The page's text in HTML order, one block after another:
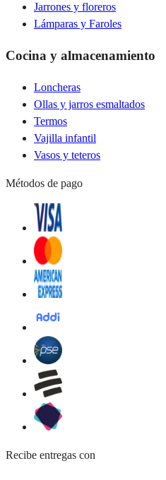
Jarrones y floreros
Lámparas y Faroles
Cocina y almacenamiento
Loncheras
Ollas y jarros esmaltados
Termos
Vajilla infantil
Vasos y teteros
Métodos de pago
Recibe entregas con